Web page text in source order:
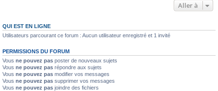
Aller à
QUI EST EN LIGNE
Utilisateurs parcourant ce forum : Aucun utilisateur enregistré et 1 invité
PERMISSIONS DU FORUM
Vous ne pouvez pas poster de nouveaux sujets
Vous ne pouvez pas répondre aux sujets
Vous ne pouvez pas modifier vos messages
Vous ne pouvez pas supprimer vos messages
Vous ne pouvez pas joindre des fichiers